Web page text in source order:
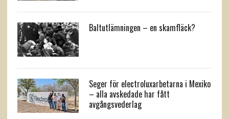
Baltutlämningen – en skamfläck?
Seger för electroluxarbetarna i Mexiko
– alla avskedade har fått
avgångsvederlag